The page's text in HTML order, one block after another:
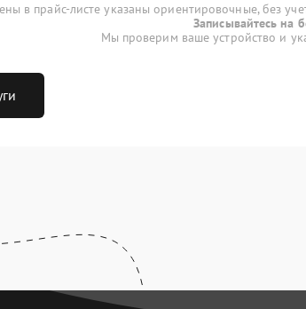
в прайс-листе указаны ориентировочные, без
Записывайтесь на
Мы проверим ваше устройство и